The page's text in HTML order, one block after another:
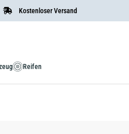
Kostenloser Versand
Reifen